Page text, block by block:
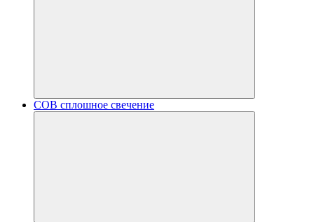
COB сплошное свечение